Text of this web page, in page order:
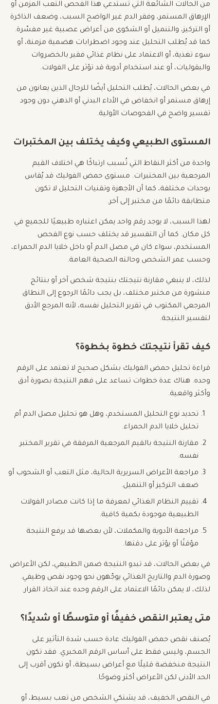
من الحالات الشائعة التي تستدعي هذا الفحص التعب المزمن أو
الإرهاق المستمر، وفقر الدم غير الواضح السبب، وضعف الذاكرة
أو التركيز، والتنميل أو الشكوى من أعراض عصبية غير مفسّرة.
كما قد يُطلب التحليل عند وجود اضطرابات هضمية مزمنة، أو
سوء تغذية، أو الاعتماد على نظام غذائي فقير بالخضروات
والبقوليات، أو عند استخدام أدوية قد تؤثر على الفولات.
في بعض الحالات، يُطلب التحليل أيضًا للرجال الذين يعانون من
إرهاق مستمر أو انخفاض في الأداء البدني أو الذهني دون وجود
تفسير واضح في الفحوصات الأولية.
المستوى الطبيعي وكيف يختلف بين المختبرات
واحدة من أكثر النقاط التي تُسبب ارتباكًا هي اختلاف القيم
المرجعية بين المختبرات. مستوى حمض الفوليك قد يُقاس
بوحدات مختلفة، كما أن الأجهزة وتقنيات التحليل لا تكون
متطابقة دائمًا من مختبر إلى آخر.
لهذا السبب، لا يوجد رقم واحد يمكن اعتباره طبيعيًا للجميع في
كل مكان. كما أن التفسير قد يختلف حسب نوع الفحص
المستخدم، سواء كان في مصل الدم أو داخل خلايا الدم الحمراء،
وحسب عمر الشخص وحالته الصحية العامة.
لذلك، لا ينبغي مقارنة نتيجتك بنتيجة شخص آخر أو بنتائج
منشورة من مختبر مختلف، بل يجب دائمًا الرجوع إلى النطاق
المرجعي المكتوب في تقرير التحليل نفسه، لأنه المرجع الأدق
لتفسير النتيجة.
كيف تقرأ نتيجتك خطوة بخطوة؟
قراءة تحليل حمض الفوليك بشكل صحيح لا تعتمد على الرقم
وحده. هناك عدة خطوات تساعد على فهم النتيجة بصورة أدق
وأكثر واقعية.
تحديد نوع التحليل المستخدم، وهل هو تحليل مصل الدم أم
تحليل خلايا الدم الحمراء.
مقارنة النتيجة بالقيم المرجعية المرفقة في تقرير المختبر
نفسه.
مراجعة الأعراض السريرية الحالية، مثل التعب أو الشحوب أو
ضعف التركيز أو التنميل.
تقييم النظام الغذائي لمعرفة ما إذا كانت مصادر الفولات
الطبيعية موجودة بكمية كافية.
مراجعة الأدوية والمكملات، لأن بعضها قد يرفع النتيجة
مؤقتًا أو يؤثر على دقتها.
في بعض الحالات، قد تبدو النتيجة ضمن الطبيعي، لكن الأعراض
وصورة الدم والتاريخ الغذائي يوجّهون نحو وجود نقص وظيفي.
لذلك، لا يمكن دائمًا الاعتماد على الرقم وحده عند اتخاذ القرار.
متى يعتبر النقص خفيفًا أو متوسطًا أو شديدًا؟
يُصنف نقص حمض الفوليك عادة حسب شدة التأثير على
الجسم، وليس فقط على أساس الرقم المخبري. فقد تكون
النتيجة منخفضة قليلًا مع أعراض بسيطة، أو تكون أقرب إلى
الحد الأدنى لكن الأعراض أكثر وضوحًا.
في النقص الخفيف، قد يشتكي الشخص من تعب بسيط، أو